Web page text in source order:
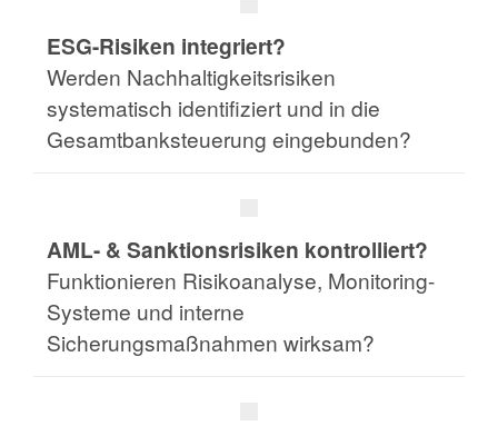
ESG-Risiken integriert?
Werden Nachhaltigkeitsrisiken
systematisch identifiziert und in die
Gesamtbanksteuerung eingebunden?
AML- & Sanktionsrisiken kontrolliert?
Funktionieren Risikoanalyse, Monitoring-
Systeme und interne
Sicherungsmaßnahmen wirksam?